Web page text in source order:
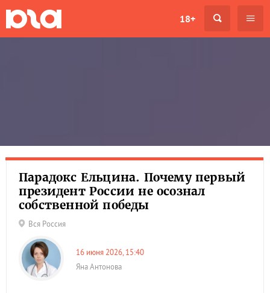
18+
Парадокс Ельцина. Почему первый
президент России не осознал
собственной победы
Вся Россия
16 июня 2026, 15:40
Яна Антонова